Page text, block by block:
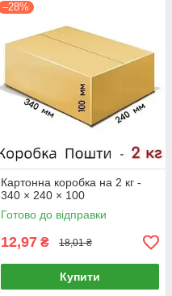
–28%
Картонна коробка на 2 кг -
340 × 240 × 100
Готово до відправки
12,97 ₴ 18,01 ₴
Купити